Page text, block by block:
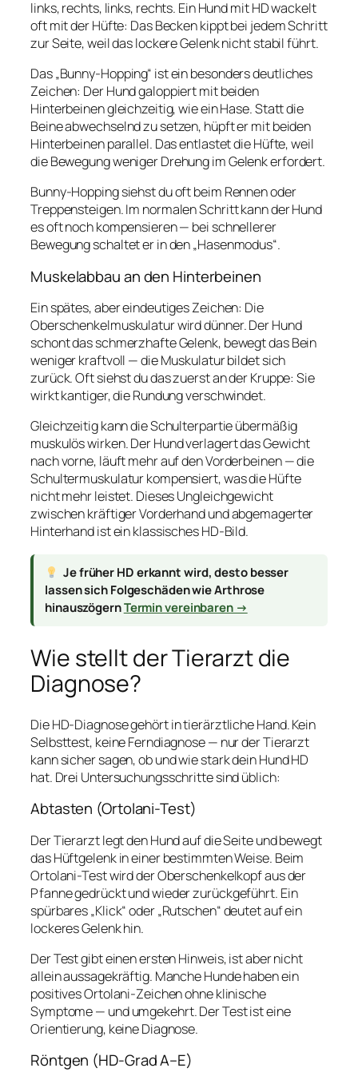
links, rechts, links, rechts. Ein Hund mit HD wackelt
oft mit der Hüfte: Das Becken kippt bei jedem Schritt
zur Seite, weil das lockere Gelenk nicht stabil führt.
Das „Bunny-Hopping“ ist ein besonders deutliches
Zeichen: Der Hund galoppiert mit beiden
Hinterbeinen gleichzeitig, wie ein Hase. Statt die
Beine abwechselnd zu setzen, hüpft er mit beiden
Hinterbeinen parallel. Das entlastet die Hüfte, weil
die Bewegung weniger Drehung im Gelenk erfordert.
Bunny-Hopping siehst du oft beim Rennen oder
Treppensteigen. Im normalen Schritt kann der Hund
es oft noch kompensieren — bei schnellerer
Bewegung schaltet er in den „Hasenmodus“.
Muskelabbau an den Hinterbeinen
Ein spätes, aber eindeutiges Zeichen: Die
Oberschenkelmuskulatur wird dünner. Der Hund
schont das schmerzhafte Gelenk, bewegt das Bein
weniger kraftvoll — die Muskulatur bildet sich
zurück. Oft siehst du das zuerst an der Kruppe: Sie
wirkt kantiger, die Rundung verschwindet.
Gleichzeitig kann die Schulterpartie übermäßig
muskulös wirken. Der Hund verlagert das Gewicht
nach vorne, läuft mehr auf den Vorderbeinen — die
Schultermuskulatur kompensiert, was die Hüfte
nicht mehr leistet. Dieses Ungleichgewicht
zwischen kräftiger Vorderhand und abgemagerter
Hinterhand ist ein klassisches HD-Bild.
Je früher HD erkannt wird, desto besser
lassen sich Folgeschäden wie Arthrose
hinauszögernTermin vereinbaren →
Wie stellt der Tierarzt die
Diagnose?
Die HD-Diagnose gehört in tierärztliche Hand. Kein
Selbsttest, keine Ferndiagnose — nur der Tierarzt
kann sicher sagen, ob und wie stark dein Hund HD
hat. Drei Untersuchungsschritte sind üblich:
Abtasten (Ortolani-Test)
Der Tierarzt legt den Hund auf die Seite und bewegt
das Hüftgelenk in einer bestimmten Weise. Beim
Ortolani-Test wird der Oberschenkelkopf aus der
Pfanne gedrückt und wieder zurückgeführt. Ein
spürbares „Klick“ oder „Rutschen“ deutet auf ein
lockeres Gelenk hin.
Der Test gibt einen ersten Hinweis, ist aber nicht
allein aussagekräftig. Manche Hunde haben ein
positives Ortolani-Zeichen ohne klinische
Symptome — und umgekehrt. Der Test ist eine
Orientierung, keine Diagnose.
Röntgen (HD-Grad A–E)